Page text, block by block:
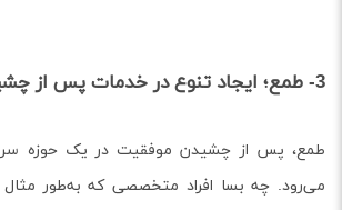
3- طمع؛ ایجاد تنوع در خدمات پس از چشیدن موفقیت
طمع، پس از چشیدن موفقیت در یک حوزه
می‌رود. چه بسا افراد متخصصی که به‌طور مثال